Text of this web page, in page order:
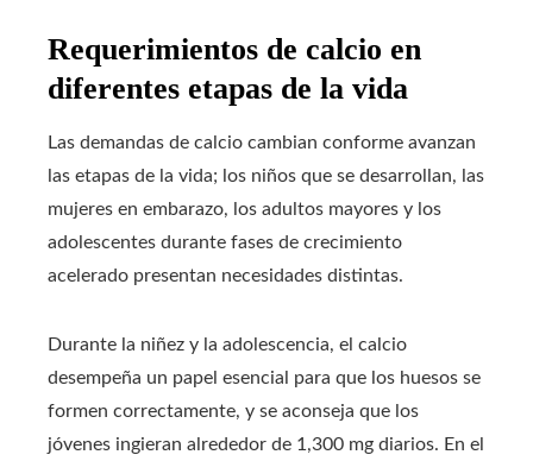
Requerimientos de calcio en
diferentes etapas de la vida
Las demandas de calcio cambian conforme avanzan
las etapas de la vida; los niños que se desarrollan, las
mujeres en embarazo, los adultos mayores y los
adolescentes durante fases de crecimiento
acelerado presentan necesidades distintas.
Durante la niñez y la adolescencia, el calcio
desempeña un papel esencial para que los huesos se
formen correctamente, y se aconseja que los
jóvenes ingieran alrededor de 1,300 mg diarios. En el